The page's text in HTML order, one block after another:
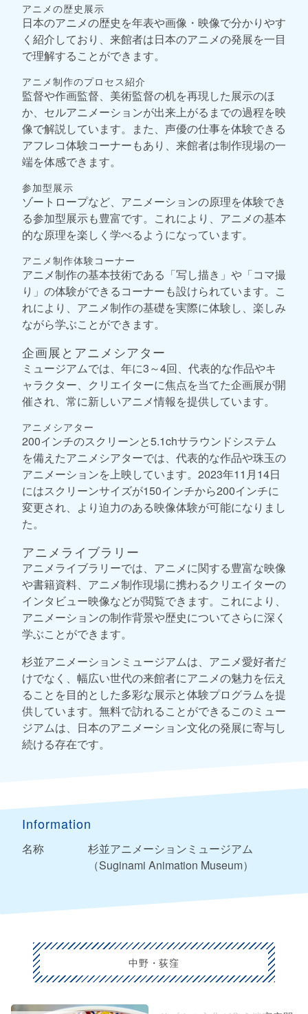
アニメの歴史展示
日本のアニメの歴史を年表や画像・映像で分かりやす
く紹介しており、来館者は日本のアニメの発展を一目
で理解することができます。
アニメ制作のプロセス紹介
監督や作画監督、美術監督の机を再現した展示のほ
か、セルアニメーションが出来上がるまでの過程を映
像で解説しています。また、声優の仕事を体験できる
アフレコ体験コーナーもあり、来館者は制作現場の一
端を体感できます。
参加型展示
ゾートロープなど、アニメーションの原理を体験でき
る参加型展示も豊富です。これにより、アニメの基本
的な原理を楽しく学べるようになっています。
アニメ制作体験コーナー
アニメ制作の基本技術である「写し描き」や「コマ撮
り」の体験ができるコーナーも設けられています。こ
れにより、アニメ制作の基礎を実際に体験し、楽しみ
ながら学ぶことができます。
企画展とアニメシアター
ミュージアムでは、年に3～4回、代表的な作品やキ
ャラクター、クリエイターに焦点を当てた企画展が開
催され、常に新しいアニメ情報を提供しています。
アニメシアター
200インチのスクリーンと5.1chサラウンドシステム
を備えたアニメシアターでは、代表的な作品や珠玉の
アニメーションを上映しています。2023年11月14日
にはスクリーンサイズが150インチから200インチに
変更され、より迫力のある映像体験が可能になりまし
た。
アニメライブラリー
アニメライブラリーでは、アニメに関する豊富な映像
や書籍資料、アニメ制作現場に携わるクリエイターの
インタビュー映像などが閲覧できます。これにより、
アニメーションの制作背景や歴史についてさらに深く
学ぶことができます。
杉並アニメーションミュージアムは、アニメ愛好者だ
けでなく、幅広い世代の来館者にアニメの魅力を伝え
ることを目的とした多彩な展示と体験プログラムを提
供しています。無料で訪れることができるこのミュー
ジアムは、日本のアニメーション文化の発展に寄与し
続ける存在です。
Information
名称
杉並アニメーションミュージアム
（Suginami Animation Museum）
中野・荻窪